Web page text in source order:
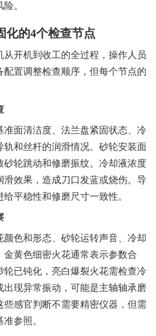
。
化的4个检查节点
从开机到收工的全过程，操作人员
置调整检查顺序，但每个节点的
准面清洁度、法兰盘紧固状态、冷
轨和丝杆的润滑情况。砂轮安装面
砂轮跳动和修磨振纹。冷却液浓度
效果，造成刀口发蓝或烧伤。导
平稳性和修磨尺寸一致性。
色和形态、砂轮运转声音、冷却
黄色细密火花通常表示参数合
轮已钝化，亮白爆裂火花需检查冷
现异常振动，可能是主轴轴承磨
感官判断不需要精密仪器，但需
参照。